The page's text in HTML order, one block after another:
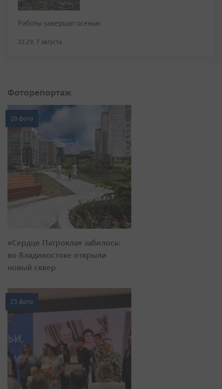
Работы завершат осенью
22:29, 7 августа
Фоторепортаж
20 фото
«Сердце Патрокла» забилось:
во Владивостоке открыли
новый сквер
23 фото